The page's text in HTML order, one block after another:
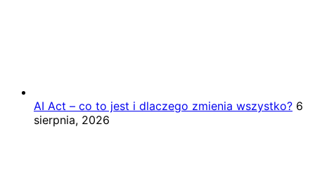
AI Act – co to jest i dlaczego zmienia wszystko? 6
sierpnia, 2026